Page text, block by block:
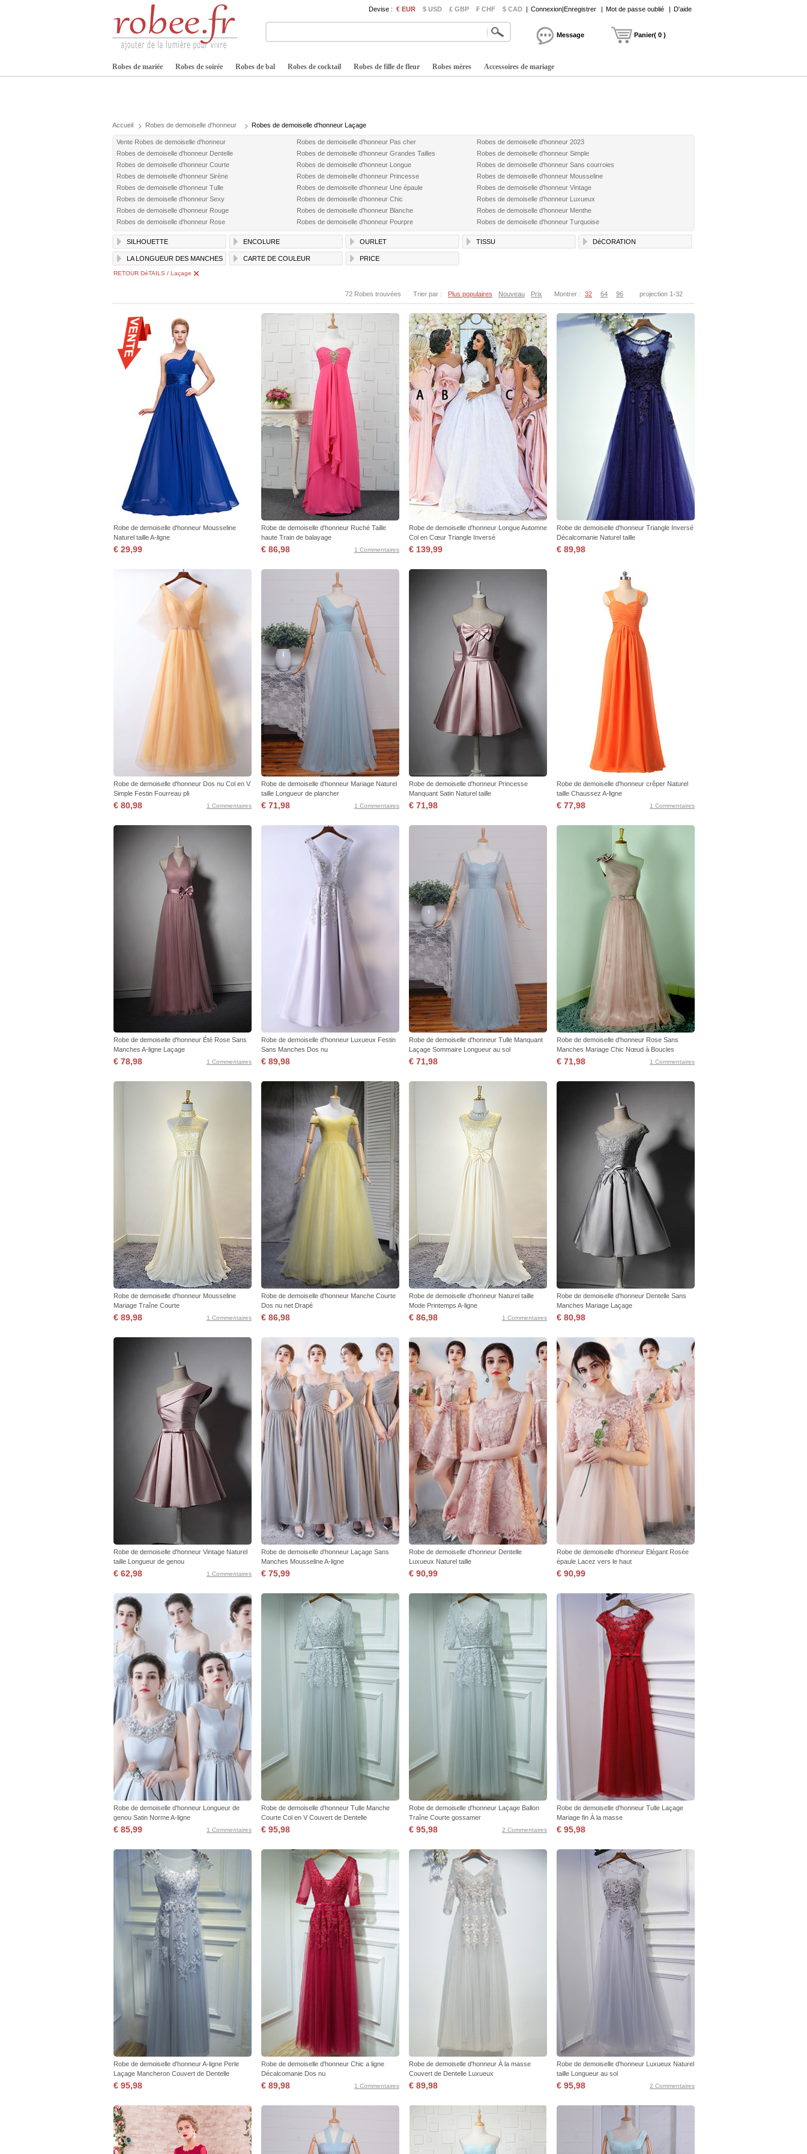
Devise : € EUR $ USD £ GBP ₣ CHF $ CAD | Connexion|Enregistrer | Mot de passe oublié | D'aide
Message Panier( 0 )
Robes de mariée Robes de soirée Robes de bal Robes de cocktail Robes de fille de fleur Robes mères Accessoires de mariage
Accueil Robes de demoiselle d'honneur Robes de demoiselle d'honneur Laçage
Vente Robes de demoiselle d'honneur Robes de demoiselle d'honneur Pas cher
Robes de demoiselle d'honneur 2023
Robes de demoiselle d'honneur Dentelle
Robes de demoiselle d'honneur Grandes Tailles
Robes de demoiselle d'honneur Simple
Robes de demoiselle d'honneur Courte
Robes de demoiselle d'honneur Longue
Robes de demoiselle d'honneur Sans courroies
Robes de demoiselle d'honneur Sirène
Robes de demoiselle d'honneur Princesse
Robes de demoiselle d'honneur Mousseline
Robes de demoiselle d'honneur Tulle
Robes de demoiselle d'honneur Une épaule
Robes de demoiselle d'honneur Vintage
Robes de demoiselle d'honneur Sexy
Robes de demoiselle d'honneur Chic
Robes de demoiselle d'honneur Luxueux
Robes de demoiselle d'honneur Rouge
Robes de demoiselle d'honneur Blanche
Robes de demoiselle d'honneur Menthe
Robes de demoiselle d'honneur Rose
Robes de demoiselle d'honneur Pourpre Robes de demoiselle d'honneur Turquoise
SILHOUETTE ENCOLURE OURLET TISSU DéCORATION
LA LONGUEUR DES MANCHES CARTE DE COULEUR PRICE
RETOUR DéTAILS / Laçage
72 Robes trouvées Trier par : Plus populaires Nouveau Prix Montrer : 32 64 96 projection 1-32
Robe de demoiselle d'honneur Mousseline
Naturel taille A-ligne
€ 29,99
Robe de demoiselle d'honneur Ruché Taille
haute Train de balayage
€ 86,98 1 Commentaires
Robe de demoiselle d'honneur Longue Automne
Col en Cœur Triangle Inversé
€ 139,99
Robe de demoiselle d'honneur Triangle Inversé
Décalcomanie Naturel taille
€ 89,98
Robe de demoiselle d'honneur Dos nu Col en V
Simple Festin Fourreau pli
€ 80,98 1 Commentaires
Robe de demoiselle d'honneur Mariage Naturel
taille Longueur de plancher
€ 71,98 1 Commentaires
Robe de demoiselle d'honneur Princesse
Manquant Satin Naturel taille
€ 71,98
Robe de demoiselle d'honneur crêper Naturel
taille Chaussez A-ligne
€ 77,98 1 Commentaires
Robe de demoiselle d'honneur Été Rose Sans
Manches A-ligne Laçage
€ 78,98 1 Commentaires
Robe de demoiselle d'honneur Luxueux Festin
Sans Manches Dos nu
€ 89,98
Robe de demoiselle d'honneur Tulle Manquant
Laçage Sommaire Longueur au sol
€ 71,98
Robe de demoiselle d'honneur Rose Sans
Manches Mariage Chic Nœud à Boucles
€ 71,98 1 Commentaires
Robe de demoiselle d'honneur Mousseline
Mariage Traîne Courte
€ 89,98 1 Commentaires
Robe de demoiselle d'honneur Manche Courte
Dos nu net Drapé
€ 86,98
Robe de demoiselle d'honneur Naturel taille
Mode Printemps A-ligne
€ 86,98 1 Commentaires
Robe de demoiselle d'honneur Dentelle Sans
Manches Mariage Laçage
€ 80,98
Robe de demoiselle d'honneur Vintage Naturel
taille Longueur de genou
€ 62,98 1 Commentaires
Robe de demoiselle d'honneur Laçage Sans
Manches Mousseline A-ligne
€ 75,99
Robe de demoiselle d'honneur Dentelle
Luxueux Naturel taille
€ 90,99
Robe de demoiselle d'honneur Elégant Rosée
épaule Lacez vers le haut
€ 90,99
Robe de demoiselle d'honneur Longueur de
genou Satin Norme A-ligne
€ 85,99 1 Commentaires
Robe de demoiselle d'honneur Tulle Manche
Courte Col en V Couvert de Dentelle
€ 95,98
Robe de demoiselle d'honneur Laçage Ballon
Traîne Courte gossamer
€ 95,98 2 Commentaires
Robe de demoiselle d'honneur Tulle Laçage
Mariage fin À la masse
€ 95,98
Robe de demoiselle d'honneur A-ligne Perle
Laçage Mancheron Couvert de Dentelle
€ 95,98
Robe de demoiselle d'honneur Chic a ligne
Décalcomanie Dos nu
€ 89,98 1 Commentaires
Robe de demoiselle d'honneur À la masse
Couvert de Dentelle Luxueux
€ 89,98
Robe de demoiselle d'honneur Luxueux Naturel
taille Longueur au sol
€ 95,98 2 Commentaires